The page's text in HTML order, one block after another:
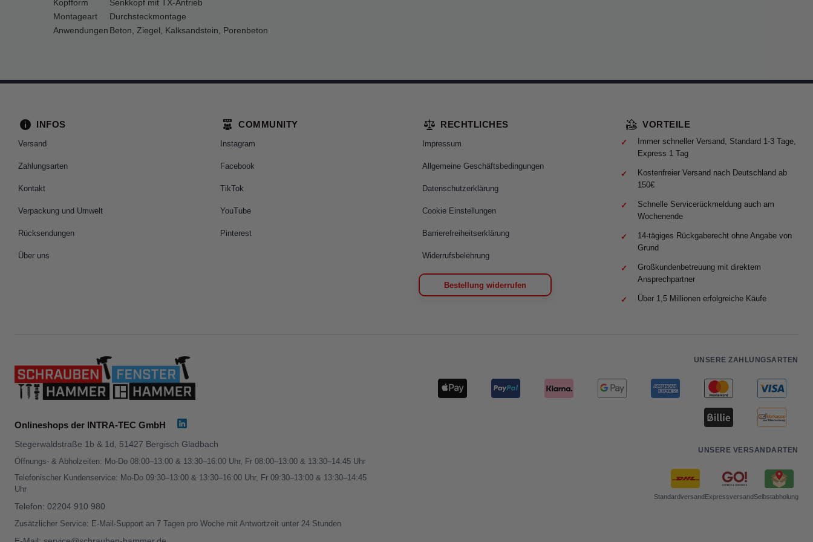
Kopfform
Senkkopf mit TX-Antrieb
Montageart
Durchsteckmontage
Anwendungen Beton, Ziegel, Kalksandstein, Porenbeton
INFOS
Versand
Zahlungsarten
Kontakt
Verpackung und Umwelt
Rücksendungen
Über uns
COMMUNITY
Instagram
Facebook
TikTok
YouTube
Pinterest
RECHTLICHES
Impressum
Allgemeine Geschäftsbedingungen
Datenschutzerklärung
Cookie Einstellungen
Barrierefreiheitserklärung
Widerrufsbelehrung
Bestellung widerrufen
VORTEILE
Immer schneller Versand, Standard 1-3 Tage,
Express 1 Tag
Kostenfreier Versand nach Deutschland ab
150€
Schnelle Servicerückmeldung auch am
Wochenende
14-tägiges Rückgaberecht ohne Angabe von
Grund
Großkundenbetreuung mit direktem
Ansprechpartner
Über 1,5 Millionen erfolgreiche Käufe
Onlineshops der INTRA-TEC GmbH
Stegerwaldstraße 1b & 1d, 51427 Bergisch Gladbach
Öffnungs- & Abholzeiten: Mo-Do 08:00–13:00 & 13:30–16:00 Uhr, Fr 08:00–13:00 & 13:30–14:45 Uhr
Telefonischer Kundenservice: Mo-Do 09:30–13:00 & 13:30–16:00 Uhr, Fr 09:30–13:00 & 13:30–14:45
Uhr
Telefon: 02204 910 980
Zusätzlicher Service: E-Mail-Support an 7 Tagen pro Woche mit Antwortzeit unter 24 Stunden
UNSERE ZAHLUNGSARTEN
UNSERE VERSANDARTEN
StandardversandExpressversandSelbstabholung